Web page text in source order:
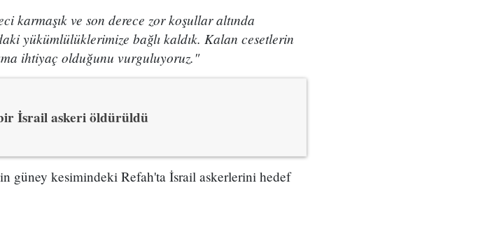
karmaşık ve son derece zor koşullar altında
yükümlülüklerimize bağlı kaldık. Kalan cesetlerin
ihtiyaç olduğunu vurguluyoruz."
İsrail askeri öldürüldü
güney kesimindeki Refah'ta İsrail askerlerini hedef